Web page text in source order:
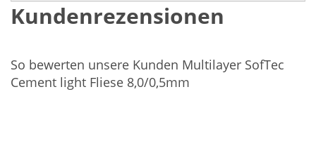
Kundenrezensionen
So bewerten unsere Kunden Multilayer SofTec
Cement light Fliese 8,0/0,5mm